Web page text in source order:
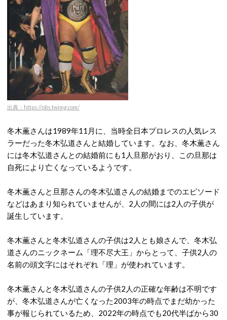
出典：https://pbs.twimg.com/
冬木薫さんは1989年11月に、当時全日本プロレスの人気レス
ラーだった冬木弘道さんと結婚しています。なお、冬木薫さん
には冬木弘道さんとの結婚前にも1人旦那がおり、この旦那は
自死により亡くなっているようです。
冬木薫さんと旦那さんの冬木弘道さんの結婚までのエピソード
などはあまり知られていませんが、2人の間には2人の子供が
誕生しています。
冬木薫さんと冬木弘道さんの子供は2人とも娘さんで、冬木弘
道さんのニックネーム「理不尽大王」からとって、子供2人の
名前の頭文字にはそれぞれ「理」が使われています。
冬木薫さんと冬木弘道さんの子供2人の正確な年齢は不明です
が、冬木弘道さんが亡くなった2003年の時点でまだ幼かった
事が報じられているため、2022年の時点でも20代半ばから30